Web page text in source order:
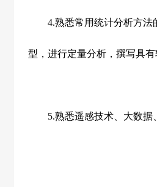
4.熟悉常用统计分析方法
型，进行定量分析，撰写具
5.熟悉遥感技术、大数据